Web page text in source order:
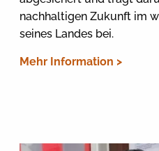
nachhaltigen Zukunft im
seines Landes bei.
Mehr Information >